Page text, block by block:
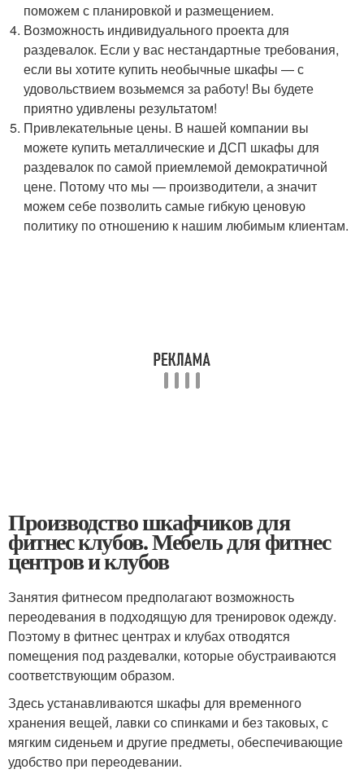
поможем с планировкой и размещением.
Возможность индивидуального проекта для
раздевалок. Если у вас нестандартные требования,
если вы хотите купить необычные шкафы — с
удовольствием возьмемся за работу! Вы будете
приятно удивлены результатом!
Привлекательные цены. В нашей компании вы
можете купить металлические и ДСП шкафы для
раздевалок по самой приемлемой демократичной
цене. Потому что мы — производители, а значит
можем себе позволить самые гибкую ценовую
политику по отношению к нашим любимым клиентам.
Производство шкафчиков для
фитнес клубов. Мебель для фитнес
центров и клубов
Занятия фитнесом предполагают возможность
переодевания в подходящую для тренировок одежду.
Поэтому в фитнес центрах и клубах отводятся
помещения под раздевалки, которые обустраиваются
соответствующим образом.
Здесь устанавливаются шкафы для временного
хранения вещей, лавки со спинками и без таковых, с
мягким сиденьем и другие предметы, обеспечивающие
удобство при переодевании.